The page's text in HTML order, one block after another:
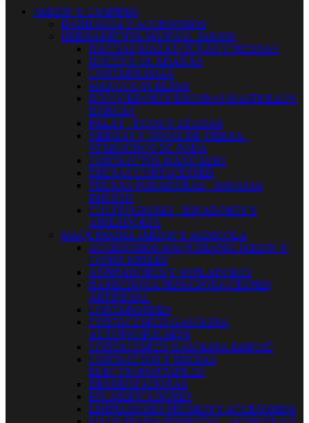
JARDIN Y CAMPING
BARBACOA Y ACCESORIOS
HERRAMIENTA MANUAL JARDIN
HACHAS MAZAS CUÑAS Y PIEDRAS
HOCES Y GUADAÑAS
CORTARRAMAS
MANGOS SUELTOS
RECOGEDORES ESCOBAS RASTRILLOS
HORCAS
PALAS - PICOS Y AZADAS
SIERRAS Y HOJAS DE SIERRA -
SERRUCHOS DE PODA
CORTASETOS MANUALES
TIJERAS CORTACESPED
TIJERAS PODADORAS - NAVAJAS
INJERTO
CULTIVADORES - BINADORES Y
AIREADORES
MAQUINARIA JARDIN Y AGRICOLA
ACCESORIOS MAQUINARIA JARDIN Y
CONSUMIBLES
ASPIRADORES Y SOPLADORES
BARREDORA PEINADORA CESPED
ARTIFICIAL
CORTABORDES
CORTACESPED GASOLINA
AUTOPROPULSION
CORTACESPED GASOLINA EMPUJE
CORTASETOS Y TIJERAS
ELECTROPORTATILES
DESBROZADORAS
ESCARIFICADORES
LIMPIADORES PRESION Y ACCESORIOS